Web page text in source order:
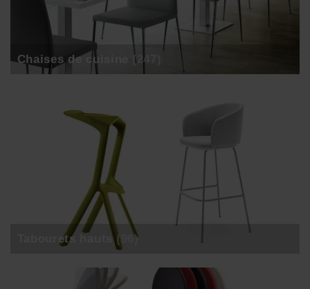
Chaises de cuisine (247)
Tabourets hauts (96)